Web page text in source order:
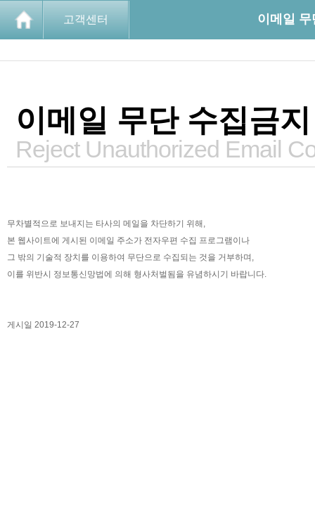
고객센터 이메일
이메일 무단 수집금지
Reject Unauthorized Email
무차별적으로 보내지는 타사의 메일을 차단하기 위해,
본 웹사이트에 게시된 이메일 주소가 전자우편 수집 프로그램이나
그 밖의 기술적 장치를 이용하여 무단으로 수집되는 것을 거부하며,
이를 위반시 정보통신망법에 의해 형사처벌됨을 유념하시기 바랍니다.
게시일 2019-12-27